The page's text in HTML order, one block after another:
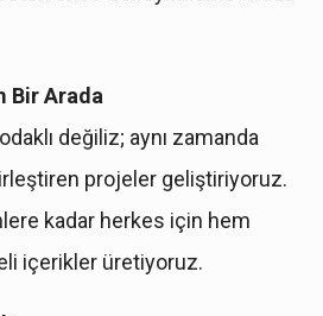
Bir Arada
değiliz; aynı zamanda
projeler geliştiriyoruz.
kadar herkes için hem
içerikler üretiyoruz.